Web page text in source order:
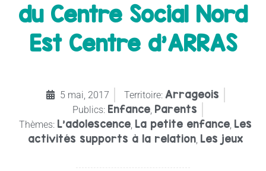
du Centre Social Nord
Est Centre d’ARRAS
5 mai, 2017 Territoire: Arrageois
Publics: Enfance Parents
Thèmes: L’adolescence La petite enfance Les
activités supports à la relation Les jeux